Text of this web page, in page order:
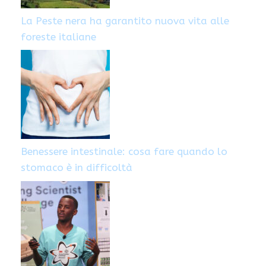
La Peste nera ha garantito nuova vita alle
foreste italiane
Benessere intestinale: cosa fare quando lo
stomaco è in difficoltà